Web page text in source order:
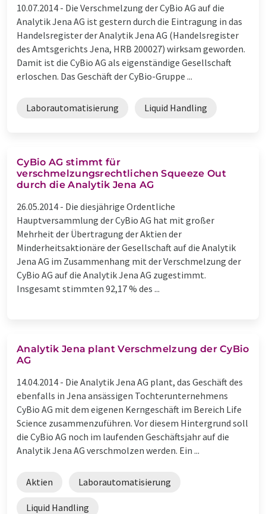
10.07.2014 - Die Verschmelzung der CyBio AG auf die
Analytik Jena AG ist gestern durch die Eintragung in das
Handelsregister der Analytik Jena AG (Handelsregister
des Amtsgerichts Jena, HRB 200027) wirksam geworden.
Damit ist die CyBio AG als eigenständige Gesellschaft
erloschen. Das Geschäft der CyBio-Gruppe ...
Laborautomatisierung Liquid Handling
CyBio AG stimmt für
verschmelzungsrechtlichen Squeeze Out
durch die Analytik Jena AG
26.05.2014 - Die diesjährige Ordentliche
Hauptversammlung der CyBio AG hat mit großer
Mehrheit der Übertragung der Aktien der
Minderheitsaktionäre der Gesellschaft auf die Analytik
Jena AG im Zusammenhang mit der Verschmelzung der
CyBio AG auf die Analytik Jena AG zugestimmt.
Insgesamt stimmten 92,17 % des ...
Analytik Jena plant Verschmelzung der CyBio
AG
14.04.2014 - Die Analytik Jena AG plant, das Geschäft des
ebenfalls in Jena ansässigen Tochterunternehmens
CyBio AG mit dem eigenen Kerngeschäft im Bereich Life
Science zusammenzuführen. Vor diesem Hintergrund soll
die CyBio AG noch im laufenden Geschäftsjahr auf die
Analytik Jena AG verschmolzen werden. Ein ...
Aktien Laborautomatisierung
Liquid Handling